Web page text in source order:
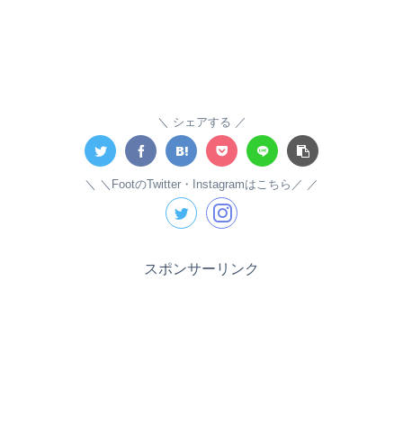
シェアする
＼FootのTwitter・Instagramはこちら／
スポンサーリンク